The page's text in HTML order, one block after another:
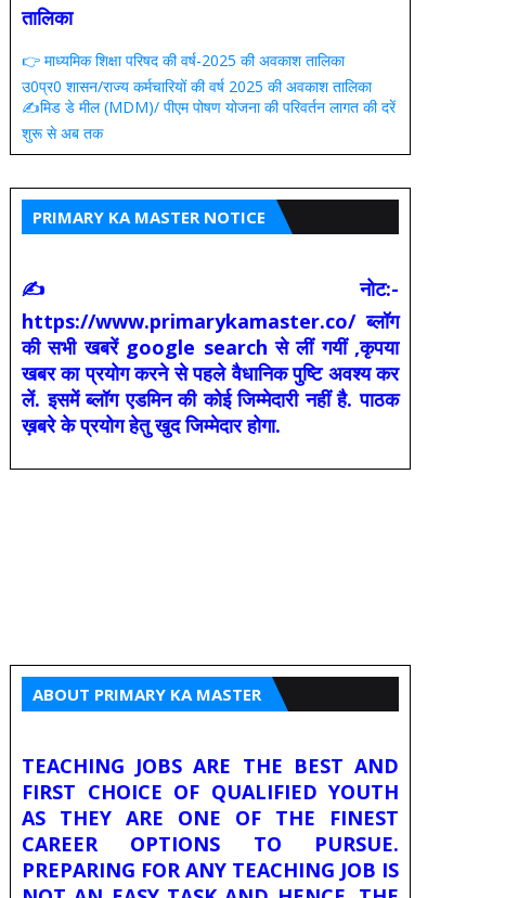
तालिका
👉 माध्यमिक शिक्षा परिषद की वर्ष-2025 की अवकाश तालिका
उ0प्र0 शासन/राज्य कर्मचारियों की वर्ष 2025 की अवकाश तालिका
✍️मिड डे मील (MDM)/ पीएम पोषण योजना की परिवर्तन लागत की दरें
शुरू से अब तक
PRIMARY KA MASTER NOTICE
✍ नोट:-
https://www.primarykamaster.co/ ब्लॉग
की सभी खबरें google search से लीं गयीं ,कृपया
खबर का प्रयोग करने से पहले वैधानिक पुष्टि अवश्य कर
लें. इसमें ब्लॉग एडमिन की कोई जिम्मेदारी नहीं है. पाठक
ख़बरे के प्रयोग हेतु खुद जिम्मेदार होगा.
ABOUT PRIMARY KA MASTER
TEACHING JOBS ARE THE BEST AND
FIRST CHOICE OF QUALIFIED YOUTH
AS THEY ARE ONE OF THE FINEST
CAREER OPTIONS TO PURSUE.
PREPARING FOR ANY TEACHING JOB IS